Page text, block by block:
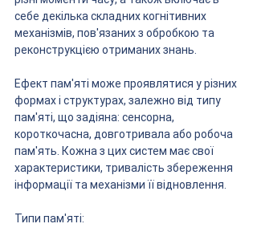
себе декілька складних когнітивних
механізмів, пов'язаних з обробкою та
реконструкцією отриманих знань.
Ефект пам'яті може проявлятися у різних
формах і структурах, залежно від типу
пам'яті, що задіяна: сенсорна,
короткочасна, довготривала або робоча
пам'ять. Кожна з цих систем має свої
характеристики, тривалість збереження
інформації та механізми її відновлення.
Типи пам'яті: